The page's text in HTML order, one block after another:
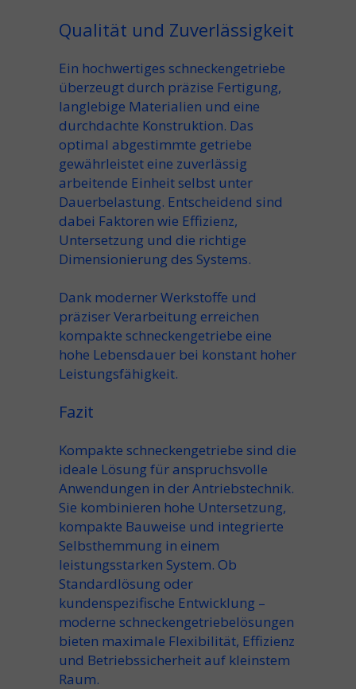
Qualität und Zuverlässigkeit
Ein hochwertiges schneckengetriebe
überzeugt durch präzise Fertigung,
langlebige Materialien und eine
durchdachte Konstruktion. Das
optimal abgestimmte getriebe
gewährleistet eine zuverlässig
arbeitende Einheit selbst unter
Dauerbelastung. Entscheidend sind
dabei Faktoren wie Effizienz,
Untersetzung und die richtige
Dimensionierung des Systems.
Dank moderner Werkstoffe und
präziser Verarbeitung erreichen
kompakte schneckengetriebe eine
hohe Lebensdauer bei konstant hoher
Leistungsfähigkeit.
Fazit
Kompakte schneckengetriebe sind die
ideale Lösung für anspruchsvolle
Anwendungen in der Antriebstechnik.
Sie kombinieren hohe Untersetzung,
kompakte Bauweise und integrierte
Selbsthemmung in einem
leistungsstarken System. Ob
Standardlösung oder
kundenspezifische Entwicklung –
moderne schneckengetriebelösungen
bieten maximale Flexibilität, Effizienz
und Betriebssicherheit auf kleinstem
Raum.